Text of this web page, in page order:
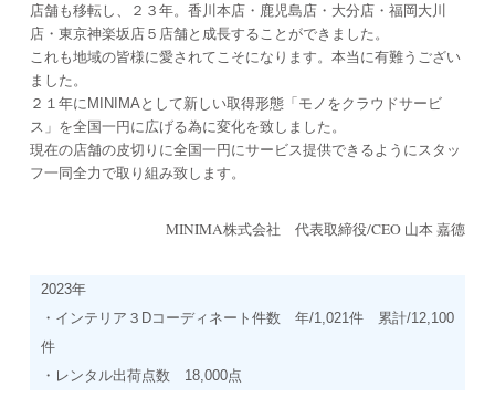
店舗も移転し、２３年。香川本店・鹿児島店・大分店・福岡大川
店・東京神楽坂店５店舗と成長することができました。
これも地域の皆様に愛されてこそになります。本当に有難うござい
ました。
２１年にMINIMAとして新しい取得形態「モノをクラウドサービ
ス」を全国一円に広げる為に変化を致しました。
現在の店舗の皮切りに全国一円にサービス提供できるようにスタッ
フ一同全力で取り組み致します。
MINIMA株式会社 代表取締役/CEO 山本 嘉德
2023年
・インテリア３Dコーディネート件数 年/1,021件 累計/12,100
件
・レンタル出荷点数 18,000点